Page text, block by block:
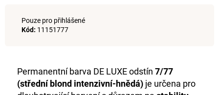
Pouze pro přihlášené
Kód: 11151777
Permanentní barva DE LUXE odstín 7/77
(střední blond intenzivní-hnědá) je určena pro